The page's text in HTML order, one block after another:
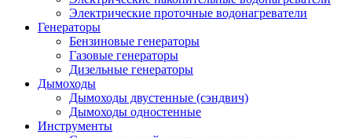
Электрические проточные водонагреватели
Генераторы
Бензиновые генераторы
Газовые генераторы
Дизельные генераторы
Дымоходы
Дымоходы двустенные (сэндвич)
Дымоходы одностенные
Инструменты